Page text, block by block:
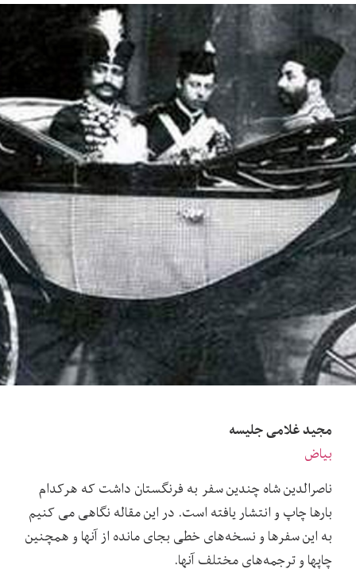
مجید غلامی جلیسه
بیاض
ناصرالدین شاه چندین سفر به فرنگستان داشت که هرکدام
بارها چاپ و انتشار یافته است. در این مقاله نگاهی می کنیم
به این سفرها و نسخه‌های خطی بجای مانده از آنها و همچنین
چاپها و ترجمه‌های مختلف آنها.